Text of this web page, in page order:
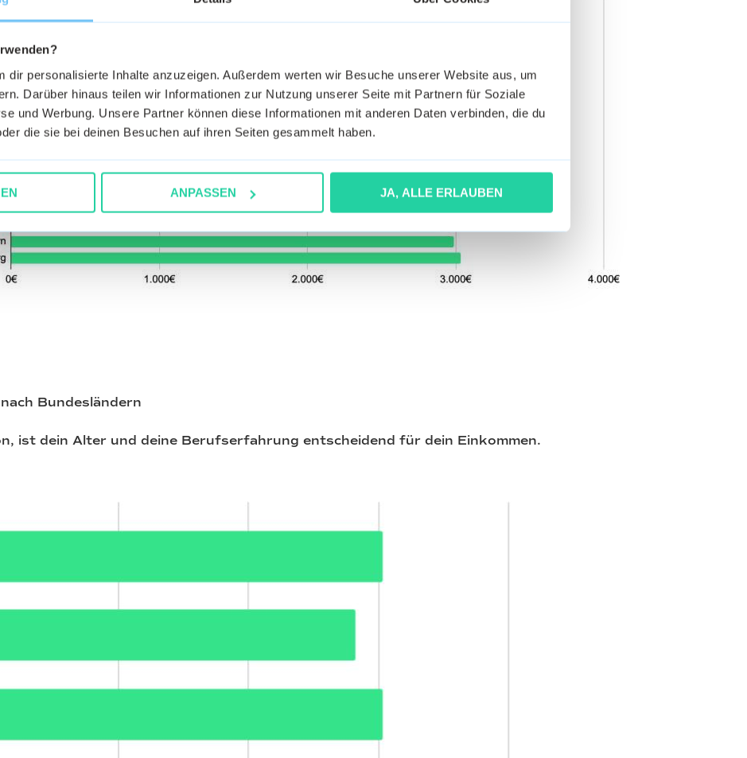
dir personalisierte Inhalte anzuzeigen. Außerdem werten wir Besuche unserer Website aus, um
Darüber hinaus teilen wir Informationen zur Nutzung unserer Seite mit Partnern für Soziale
und Werbung. Unsere Partner können diese Informationen mit anderen Daten verbinden, die du
die sie bei deinen Besuchen auf ihren Seiten gesammelt haben.
ANPASSEN JA, ALLE ERLAUBEN
Bundesländern
ist dein Alter und deine Berufserfahrung entscheidend für dein Einkommen.